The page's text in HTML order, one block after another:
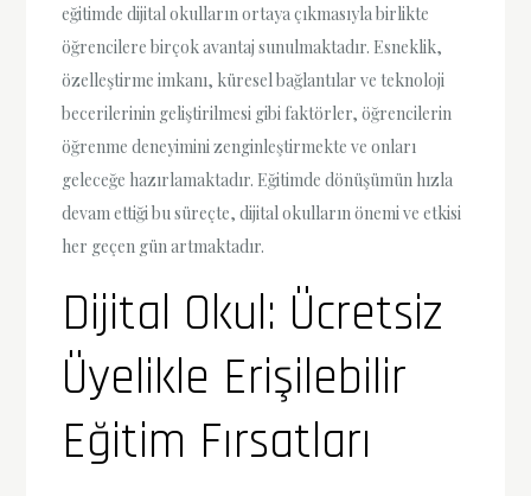
eğitimde dijital okulların ortaya çıkmasıyla birlikte
öğrencilere birçok avantaj sunulmaktadır. Esneklik,
özelleştirme imkanı, küresel bağlantılar ve teknoloji
becerilerinin geliştirilmesi gibi faktörler, öğrencilerin
öğrenme deneyimini zenginleştirmekte ve onları
geleceğe hazırlamaktadır. Eğitimde dönüşümün hızla
devam ettiği bu süreçte, dijital okulların önemi ve etkisi
her geçen gün artmaktadır.
Dijital Okul: Ücretsiz
Üyelikle Erişilebilir
Eğitim Fırsatları